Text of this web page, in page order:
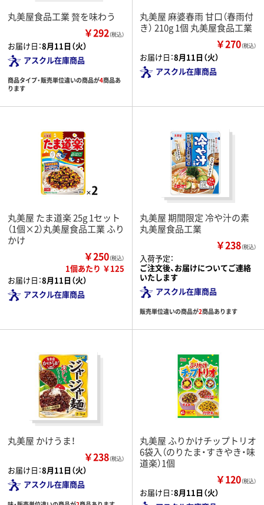
丸美屋食品工業 贅を味わう
￥292（税込）
お届け日：8月11日（火）
アスクル在庫商品
商品タイプ・販売単位違いの商品が4商品あ
ります
丸美屋 麻婆春雨 甘口（春雨付
き） 210g 1個 丸美屋食品工業
￥270（税込）
お届け日：8月11日（火）
アスクル在庫商品
丸美屋 たま道楽 25g 1セット
（1個×2）丸美屋食品工業 ふり
かけ
￥250（税込）
1個あたり ￥125
お届け日：8月11日（火）
アスクル在庫商品
丸美屋 期間限定 冷や汁の素
丸美屋食品工業
￥238（税込）
入荷予定：
ご注文後、お届けについてご連絡
いたします
アスクル在庫商品
販売単位違いの商品が2商品あります
丸美屋 かけうま！
￥238（税込）
お届け日：8月11日（火）
アスクル在庫商品
丸美屋 ふりかけチップトリオ
6袋入（のりたま・すきやき・味
道楽）1個
￥120（税込）
お届け日：8月11日（火）